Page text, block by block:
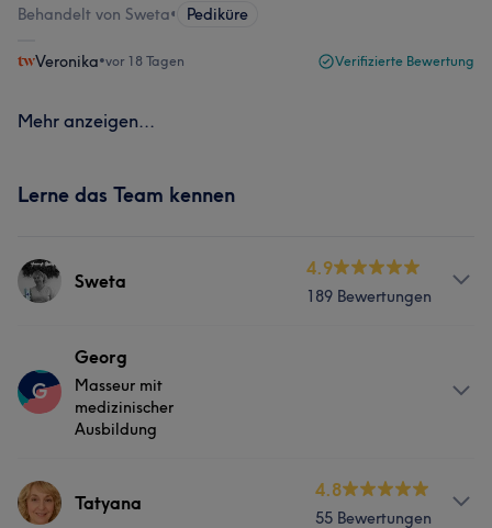
Behandelt von Sweta• Pediküre
Veronika•vor 18 Tagen Verifizierte Bewertung
Mehr anzeigen...
Lerne das Team kennen
Sweta
4.9
189 Bewertungen
Services
Nägel Gesicht
Was unsere Kunden über Sweta sagen
G
Georg
Masseur mit
medizinischer
Ausbildung
Services
Tatyana
4.8
55 Bewertungen